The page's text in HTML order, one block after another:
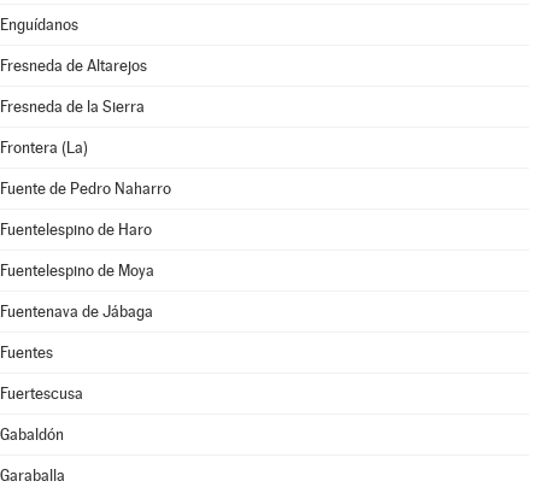
Enguídanos
Fresneda de Altarejos
Fresneda de la Sierra
Frontera (La)
Fuente de Pedro Naharro
Fuentelespino de Haro
Fuentelespino de Moya
Fuentenava de Jábaga
Fuentes
Fuertescusa
Gabaldón
Garaballa